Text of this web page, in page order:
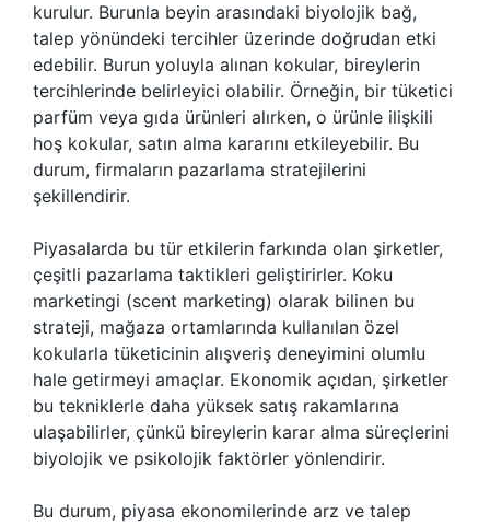
kurulur. Burunla beyin arasındaki biyolojik bağ,
talep yönündeki tercihler üzerinde doğrudan etki
edebilir. Burun yoluyla alınan kokular, bireylerin
tercihlerinde belirleyici olabilir. Örneğin, bir tüketici
parfüm veya gıda ürünleri alırken, o ürünle ilişkili
hoş kokular, satın alma kararını etkileyebilir. Bu
durum, firmaların pazarlama stratejilerini
şekillendirir.
Piyasalarda bu tür etkilerin farkında olan şirketler,
çeşitli pazarlama taktikleri geliştirirler. Koku
marketingi (scent marketing) olarak bilinen bu
strateji, mağaza ortamlarında kullanılan özel
kokularla tüketicinin alışveriş deneyimini olumlu
hale getirmeyi amaçlar. Ekonomik açıdan, şirketler
bu tekniklerle daha yüksek satış rakamlarına
ulaşabilirler, çünkü bireylerin karar alma süreçlerini
biyolojik ve psikolojik faktörler yönlendirir.
Bu durum, piyasa ekonomilerinde arz ve talep